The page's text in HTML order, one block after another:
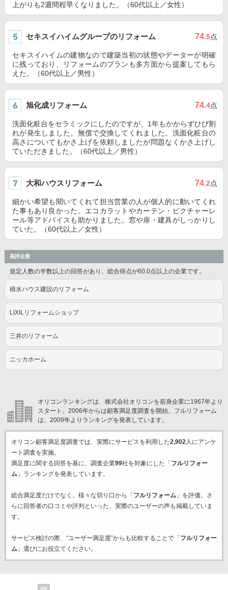
上がりも2週間程早くなりました。（60代以上／女性）
セキスイハイムグループのリフォーム 74.5点
セキスイハイムの建物なので建築当初の状態やデーターが明確
に残っており、リフォームのプランも多方面から提案してもら
えた。（60代以上／男性）
旭化成リフォーム 74.4点
洗面化粧台をセラミックにしたのですが、1年もかからずひび割
れが発生しました。無償で交換してくれました。洗面化粧台の
高さについてもかさ上げを依頼しましたが問題なくかさ上げし
ていただきました。（60代以上／男性）
大和ハウスリフォーム 74.2点
細かい希望も聞いてくれて担当営業の人が個人的に動いてくれ
た事もあり良かった。エコカラットやカーテン・ピクチャーレ
ール等アドバイスも助かりました。窓や扉・建具がしっかりし
ていた。（60代以上／女性）
高評企業
規定人数の半数以上の回答があり、総合得点が60.0点以上の企業です。
積水ハウス建設のリフォーム
LIXILリフォームショップ
三井のリフォーム
ニッカホーム
オリコンランキングは、株式会社オリコンを前身企業に1967年より
スタート。2006年からは顧客満足度調査を開始。フルリフォーム
は、2009年よりランキングを発表しています。
オリコン顧客満足度調査では、実際にサービスを利用した2,902人にアンケ
ート調査を実施。
満足度に関する回答を基に、調査企業99社を対象にした「 フルリフォー
ム」ランキングを発表しています。
総合満足度だけでなく、様々な切り口から「 フルリフォーム」を評価。さ
らに回答者の口コミや評判といった、実際のユーザーの声も掲載していま
す。
サービス検討の際、“ユーザー満足度”からも比較することで「 フルリフォー
ム」選びにお役立てください。
PR